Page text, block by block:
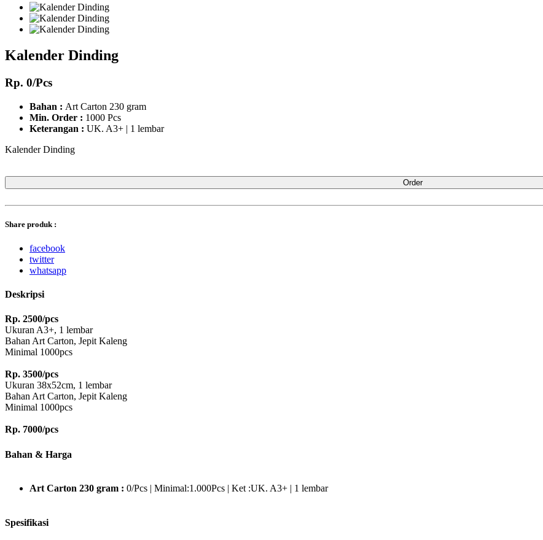
Kalender Dinding
Rp. 0/Pcs
Bahan : Art Carton 230 gram
Min. Order : 1000 Pcs
Keterangan : UK. A3+ | 1 lembar
Kalender Dinding
Order
Share produk :
facebook
twitter
whatsapp
Deskripsi
Rp. 2500/pcs
Ukuran A3+, 1 lembar
Bahan Art Carton, Jepit Kaleng
Minimal 1000pcs
Rp. 3500/pcs
Ukuran 38x52cm, 1 lembar
Bahan Art Carton, Jepit Kaleng
Minimal 1000pcs
Rp. 7000/pcs
Bahan Art Carton, Jepit Kaleng
Minimal 100pcs
Bahan & Harga
Art Carton 230 gram : 0/Pcs | Minimal:1.000Pcs | Ket :UK. A3+ | 1 lembar
Spesifikasi